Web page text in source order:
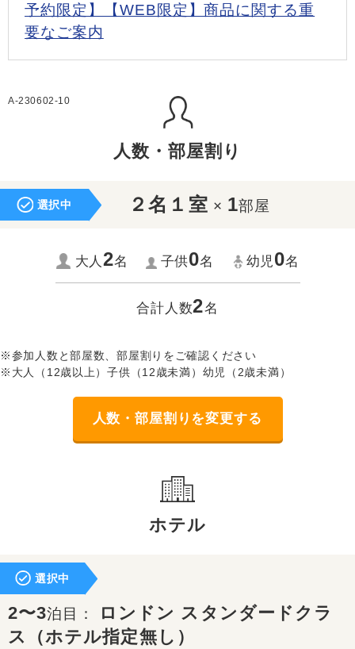
予約限定】【WEB限定】商品に関する重
要なご案内
A-230602-10
人数・部屋割り
選択中 ２名１室 × 1部屋
大人2名 子供0名 幼児0名
合計人数2名
※参加人数と部屋数、部屋割りをご確認ください
※大人（12歳以上）子供（12歳未満）幼児（2歳未満）
人数・部屋割りを変更する
ホテル
選択中
2〜3泊目：
ロンドン スタンダードクラ
ス（ホテル指定無し）